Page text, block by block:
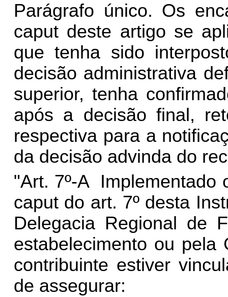
Parágrafo único. Os
caput deste artigo se
que tenha sido
decisão administrativa
superior, tenha
após a decisão final,
respectiva para a
da decisão advinda do
"Art. 7º-A Implementado
caput do art. 7º desta
Delegacia Regional de
estabelecimento ou pela
contribuinte estiver
de assegurar: